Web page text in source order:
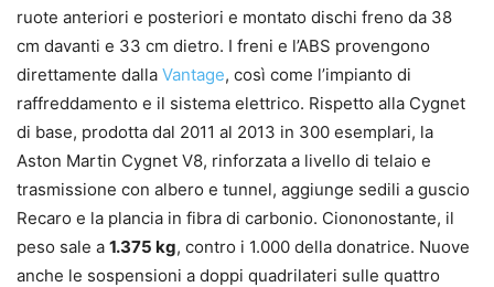
ruote anteriori e posteriori e montato dischi freno da 38
cm davanti e 33 cm dietro. I freni e l’ABS provengono
direttamente dalla Vantage, così come l’impianto di
raffreddamento e il sistema elettrico. Rispetto alla Cygnet
di base, prodotta dal 2011 al 2013 in 300 esemplari, la
Aston Martin Cygnet V8, rinforzata a livello di telaio e
trasmissione con albero e tunnel, aggiunge sedili a guscio
Recaro e la plancia in fibra di carbonio. Ciononostante, il
peso sale a 1.375 kg, contro i 1.000 della donatrice. Nuove
anche le sospensioni a doppi quadrilateri sulle quattro